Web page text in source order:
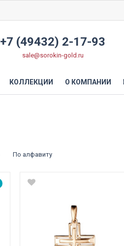
+7 (49432) 2-17-93
sale@sorokin-gold.ru
КОЛЛЕКЦИИ О КОМПАНИИ
По алфавиту